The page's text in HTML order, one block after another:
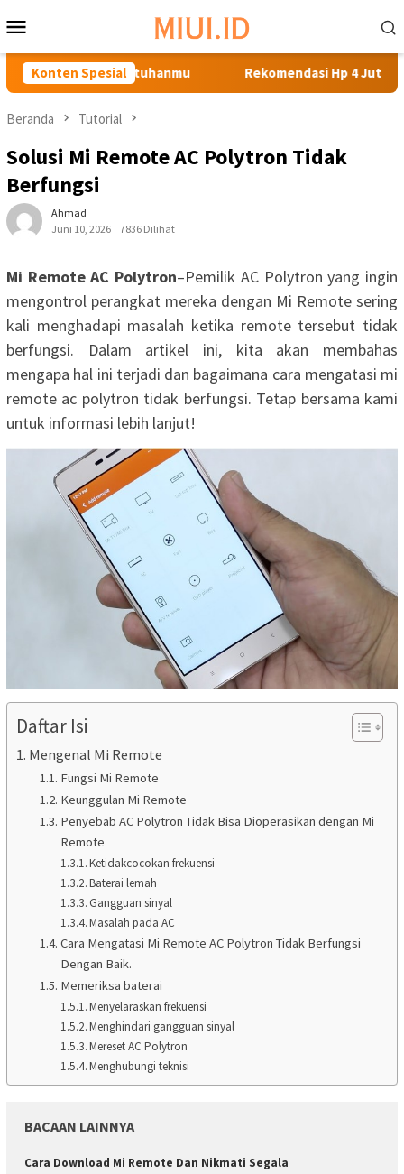
ke
kontenMobile
Konten Spesial
untuk Kebutuhanmu Rekomendasi Hp 4 Jutaan
Beranda Tutorial
Solusi Mi Remote AC Polytron Tidak
Berfungsi
Ahmad
Juni 10, 2026
7836 Dilihat
Mi Remote AC Polytron–Pemilik AC Polytron yang ingin
mengontrol perangkat mereka dengan Mi Remote sering
kali menghadapi masalah ketika remote tersebut tidak
berfungsi. Dalam artikel ini, kita akan membahas
mengapa hal ini terjadi dan bagaimana cara mengatasi mi
remote ac polytron tidak berfungsi. Tetap bersama kami
untuk informasi lebih lanjut!
Daftar Isi
Mengenal Mi Remote
Fungsi Mi Remote
Keunggulan Mi Remote
Penyebab AC Polytron Tidak Bisa Dioperasikan dengan Mi
Remote
Ketidakcocokan frekuensi
Baterai lemah
Gangguan sinyal
Masalah pada AC
Cara Mengatasi Mi Remote AC Polytron Tidak Berfungsi
Dengan Baik.
Memeriksa baterai
Menyelaraskan frekuensi
Menghindari gangguan sinyal
Mereset AC Polytron
Menghubungi teknisi
BACAAN LAINNYA
Cara Download Mi Remote Dan Nikmati Segala